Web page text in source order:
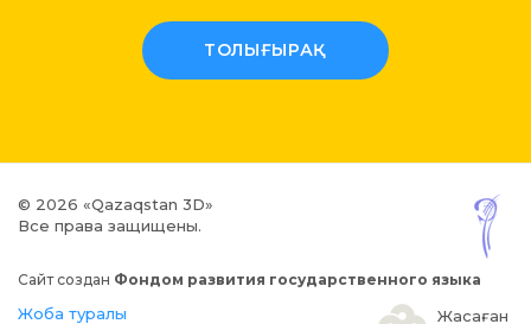
ТОЛЫҒЫРАҚ
© 2026 «Qazaqstan 3D»
Все права защищены.
Сайт создан Фондом развития государственного языка
Жоба туралы Жасаған